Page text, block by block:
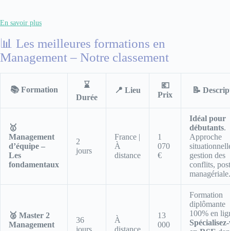
En savoir plus
📊 Les meilleures formations en
Management – Notre classement
📚 Formation
⌛
Durée
📍 Lieu
💶
Prix
📝
🥇
Management
d’équipe –
Les
fondamentaux
2
jours
France |
À
distance
1
070
€
Idéal pour
débutants.
Approche
gestion des
conflits,
🥈 Master 2
Management
36
jours
À
distance
13
000
Formation
diplômante
100% en